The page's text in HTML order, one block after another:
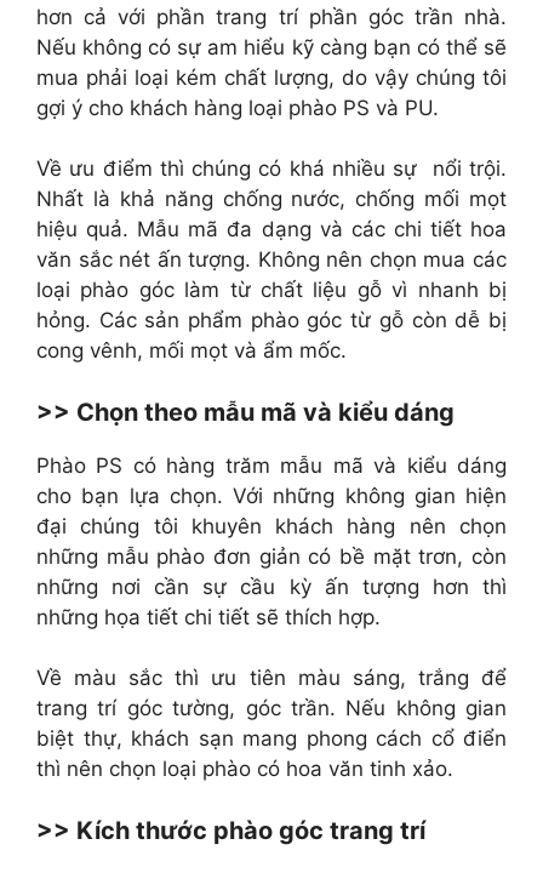
hơn cả với phần trang trí phần góc trần nhà.
Nếu không có sự am hiểu kỹ càng bạn có thể sẽ
mua phải loại kém chất lượng, do vậy chúng tôi
gợi ý cho khách hàng loại phào PS và PU.
Về ưu điểm thì chúng có khá nhiều sự nổi trội.
Nhất là khả năng chống nước, chống mối mọt
hiệu quả. Mẫu mã đa dạng và các chi tiết hoa
văn sắc nét ấn tượng. Không nên chọn mua các
loại phào góc làm từ chất liệu gỗ vì nhanh bị
hỏng. Các sản phẩm phào góc từ gỗ còn dễ bị
cong vênh, mối mọt và ẩm mốc.
>> Chọn theo mẫu mã và kiểu dáng
Phào PS có hàng trăm mẫu mã và kiểu dáng
cho bạn lựa chọn. Với những không gian hiện
đại chúng tôi khuyên khách hàng nên chọn
những mẫu phào đơn giản có bề mặt trơn, còn
những nơi cần sự cầu kỳ ấn tượng hơn thì
những họa tiết chi tiết sẽ thích hợp.
Về màu sắc thì ưu tiên màu sáng, trắng để
trang trí góc tường, góc trần. Nếu không gian
biệt thự, khách sạn mang phong cách cổ điển
thì nên chọn loại phào có hoa văn tinh xảo.
>> Kích thước phào góc trang trí